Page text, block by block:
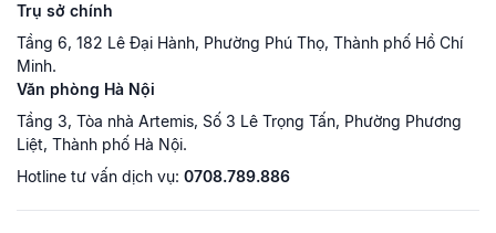
Trụ sở chính
Tầng 6, 182 Lê Đại Hành, Phường Phú Thọ, Thành phố Hồ Chí
Minh.
Văn phòng Hà Nội
Tầng 3, Tòa nhà Artemis, Số 3 Lê Trọng Tấn, Phường Phương
Liệt, Thành phố Hà Nội.
Hotline tư vấn dịch vụ: 0708.789.886